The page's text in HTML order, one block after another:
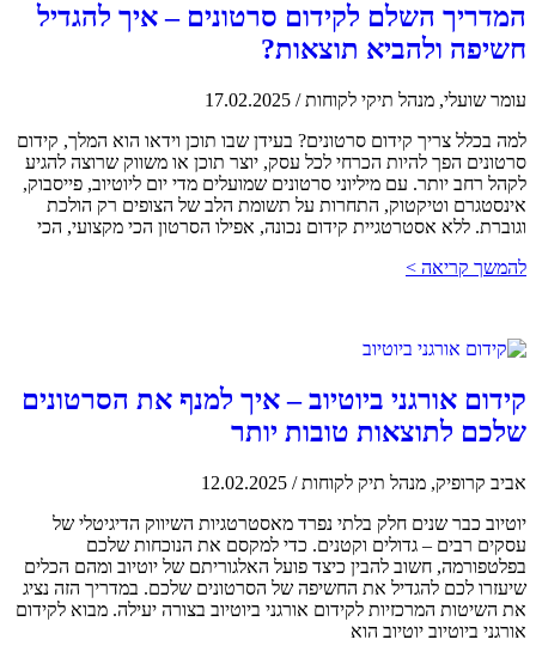
המדריך השלם לקידום סרטונים – איך להגדיל
חשיפה ולהביא תוצאות?
עומר שועלי, מנהל תיקי לקוחות/
17.02.2025
למה בכלל צריך קידום סרטונים? בעידן שבו תוכן וידאו הוא המלך, קידום
סרטונים הפך להיות הכרחי לכל עסק, יוצר תוכן או משווק שרוצה להגיע
לקהל רחב יותר. עם מיליוני סרטונים שמועלים מדי יום ליוטיוב, פייסבוק,
אינסטגרם וטיקטוק, התחרות על תשומת הלב של הצופים רק הולכת
וגוברת. ללא אסטרטגיית קידום נכונה, אפילו הסרטון הכי מקצועי, הכי
להמשך קריאה >
קידום אורגני ביוטיוב – איך למנף את הסרטונים
שלכם לתוצאות טובות יותר
אביב קרופיק, מנהל תיק לקוחות/
12.02.2025
יוטיוב כבר שנים חלק בלתי נפרד מאסטרטגיות השיווק הדיגיטלי של
עסקים רבים – גדולים וקטנים. כדי למקסם את הנוכחות שלכם
בפלטפורמה, חשוב להבין כיצד פועל האלגוריתם של יוטיוב ומהם הכלים
שיעזרו לכם להגדיל את החשיפה של הסרטונים שלכם. במדריך הזה נציג
את השיטות המרכזיות לקידום אורגני ביוטיוב בצורה יעילה. מבוא לקידום
אורגני ביוטיוב יוטיוב הוא